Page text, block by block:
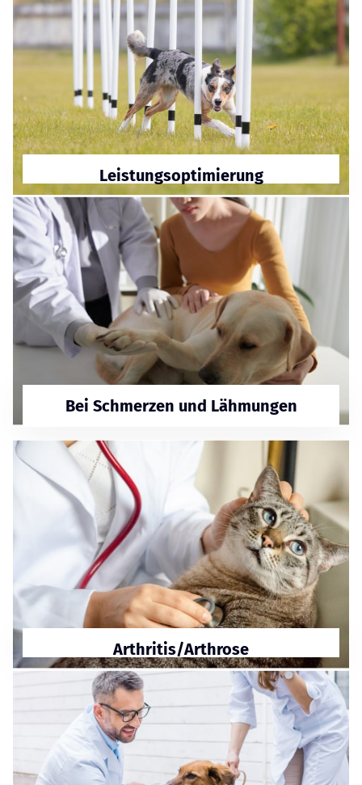
Leistungsoptimierung
Bei Schmerzen und Lähmungen
Arthritis/Arthrose